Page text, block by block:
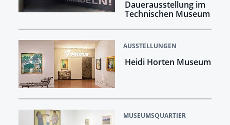
Dauerausstellung im
Technischen Museum
AUSSTELLUNGEN
Heidi Horten Museum
MUSEUMSQUARTIER